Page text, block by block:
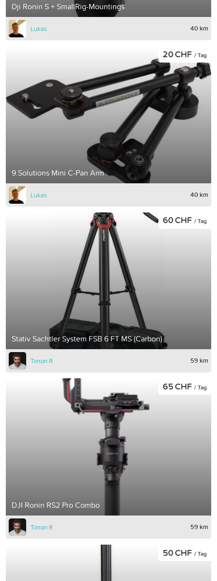
Dji Ronin S + SmallRig-Mountings
Lukas 40 km
9.Solutions Mini C-Pan Arm
20 CHF / Tag
Lukas 40 km
Stativ Sachtler System FSB 6 FT MS (Carbon)
60 CHF / Tag
Timon R 59 km
DJI Ronin RS2 Pro Combo
65 CHF / Tag
Timon R 59 km
50 CHF / Tag